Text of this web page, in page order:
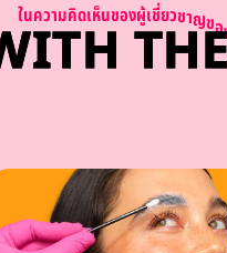
ในความคดเหนของผเชยวชาญข